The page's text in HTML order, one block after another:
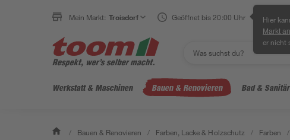
Mein Markt: Troisdorf Geöffnet bis 20:00 Uhr Hier
Markt
er nicht
Werkstatt & Maschinen Bauen & Renovieren Bad & Sanitär
/ Bauen & Renovieren / Farben, Lacke & Holzschutz / Farben /